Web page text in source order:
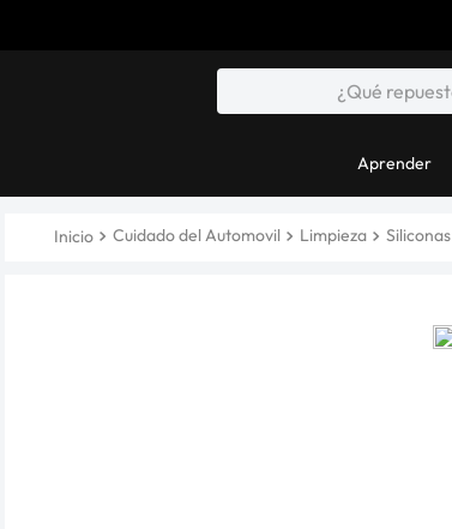
Aprender
Cuidado del Automovil Limpieza Siliconas